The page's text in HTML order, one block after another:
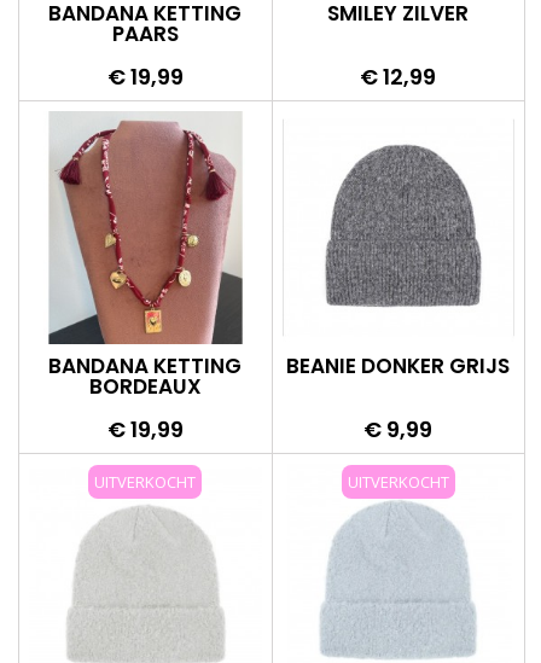
BANDANA KETTING
PAARS
Prijs
€ 19,99
SMILEY ZILVER
Prijs
€ 12,99
BANDANA KETTING
BORDEAUX
Prijs
€ 19,99
BEANIE DONKER GRIJS
Prijs
€ 9,99
UITVERKOCHT UITVERKOCHT